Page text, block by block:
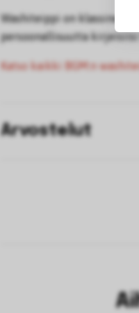
Washiteippi on klassinen
persoonallisuutta
Katso kaikki BGM:n
Arvostelut